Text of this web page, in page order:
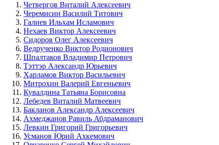
Четвергов Виталий Алексеевич
Черемисин Василий Титович
Галиев Ильхам Исламович
Нехаев Виктор Алексеевич
Сидоров Олег Алексеевич
Ведрученко Виктор Родионович
Шпалтаков Владимир Петрович
Тэттэр Александр Юрьевич
Харламов Виктор Васильевич
Митрохин Валерий Евгеньевич
Кувалдина Татьяна Борисовна
Лебедев Виталий Матвеевич
Бакланов Александр Алексеевич
Ахмеджанов Равиль Абдраманович
Левкин Григорий Григорьевич
Усманов Юрий Ахкемович